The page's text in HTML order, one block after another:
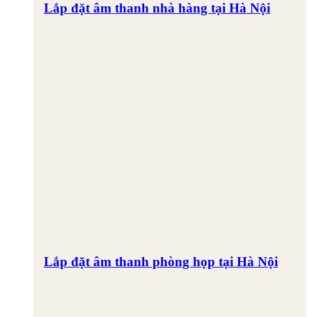
Lắp đặt âm thanh nhà hàng tại Hà Nội
Lắp đặt âm thanh phòng họp tại Hà Nội